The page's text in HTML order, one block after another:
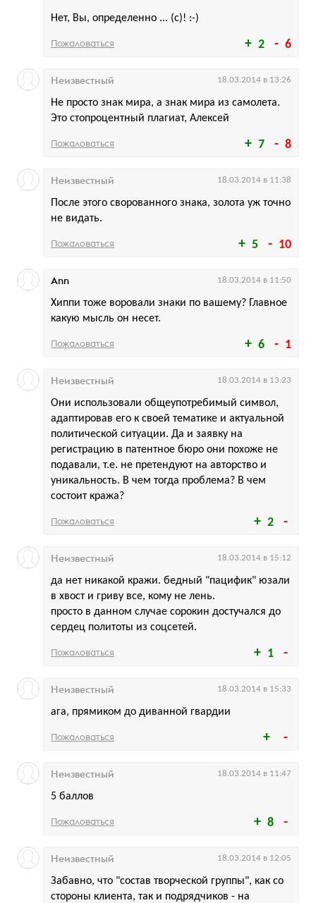
2 6
Нет, Вы, определенно ... (с)! :-)
Пожаловаться
7 8
Не просто знак мира, а знак мира из самолета.
Это стопроцентный плагиат, Алексей
Неизвестный 18.03.2014 в 13:26
Пожаловаться
5 10
После этого сворованного знака, золота уж точно
не видать.
Неизвестный 18.03.2014 в 11:38
Пожаловаться
6 1
Хиппи тоже воровали знаки по вашему? Главное
какую мысль он несет.
Ann 18.03.2014 в 11:50
Пожаловаться
2
Они использовали общеупотребимый символ,
адаптировав его к своей тематике и актуальной
политической ситуации. Да и заявку на
регистрацию в патентное бюро они похоже не
подавали, т.е. не претендуют на авторство и
уникальность. В чем тогда проблема? В чем
состоит кража?
Неизвестный 18.03.2014 в 13:23
Пожаловаться
1
да нет никакой кражи. бедный "пацифик" юзали
в хвост и гриву все, кому не лень.
просто в данном случае сорокин достучался до
сердец политоты из соцсетей.
Неизвестный 18.03.2014 в 15:12
Пожаловаться
ага, прямиком до диванной гвардии
Неизвестный 18.03.2014 в 15:33
Пожаловаться
8
5 баллов
Неизвестный 18.03.2014 в 11:47
Пожаловаться
Забавно, что "состав творческой группы", как со
стороны клиента, так и подрядчиков - на
Неизвестный 18.03.2014 в 12:05